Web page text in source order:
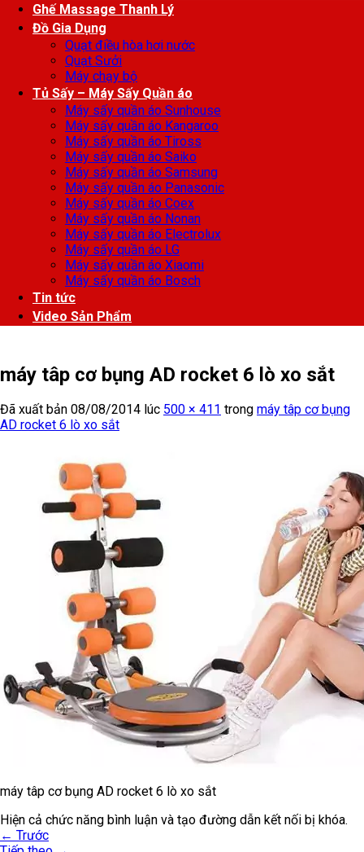
Ghế Massage Thanh Lý
Đồ Gia Dụng
Quạt điều hòa hơi nước
Quạt Sưởi
Máy chạy bộ
Tủ Sấy – Máy Sấy Quần áo
Máy sấy quần áo Sunhouse
Máy sấy quần áo Kangaroo
Máy sấy quần áo Tiross
Máy sấy quần áo Saiko
Máy sấy quần áo Samsung
Máy sấy quần áo Panasonic
Máy sấy quần áo Coex
Máy sấy quần áo Nonan
Máy sấy quần áo Electrolux
Máy sấy quần áo LG
Máy sấy quần áo Xiaomi
Máy sấy quần áo Bosch
Tin tức
Video Sản Phẩm
máy tâp cơ bụng AD rocket 6 lò xo sắt
Đã xuất bản 08/08/2014 lúc 500 × 411 trong máy tâp cơ bụng
AD rocket 6 lò xo sắt
máy tâp cơ bụng AD rocket 6 lò xo sắt
Hiện cả chức năng bình luận và tạo đường dẫn kết nối bị khóa.
← Trước